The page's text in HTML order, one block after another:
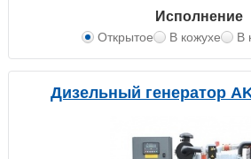
Исполнение
Открытое В кожухе В
Дизельный генератор